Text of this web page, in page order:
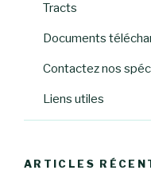
Tracts
Documents
Contactez nos
Liens utiles
ARTICLES